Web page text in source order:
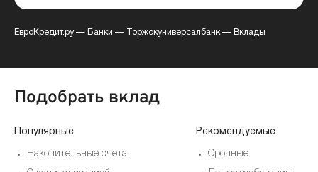
ЕвроКредит.ру— Банки — Торжокуниверсалбанк — Вклады
Подобрать вклад
Популярные
Накопительные счета
Рекомендуемые
Срочные